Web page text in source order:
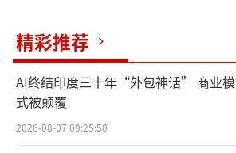
精彩推荐
AI终结印度三十年“外包神话” 商业模
式被颠覆
2026-08-07 09:25:50